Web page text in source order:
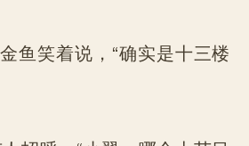
笑着说，“确实是十三楼